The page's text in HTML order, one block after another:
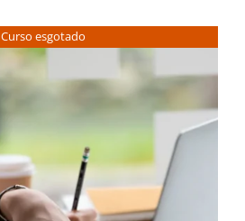
Curso esgotado